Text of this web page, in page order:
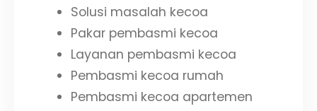
Solusi masalah kecoa
Pakar pembasmi kecoa
Layanan pembasmi kecoa
Pembasmi kecoa rumah
Pembasmi kecoa apartemen